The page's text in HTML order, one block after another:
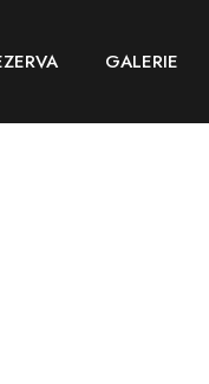
GALERIE